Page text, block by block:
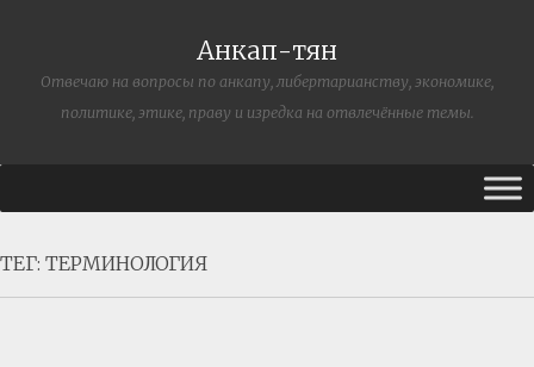
Анкап-тян
Отвечаю на вопросы по анкапу, либертарианству, экономике,
политике, этике, праву и изредка на отвлечённые темы.
ТЕГ: ТЕРМИНОЛОГИЯ